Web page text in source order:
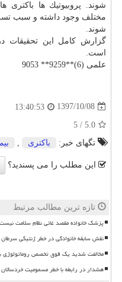
شوند. پروبیوتیك ها
مختلف وجود داشته و سبب
شوند.
است.
علمی (6)**9259** 9053
1397/10/08
13:40:53
5.0
/
5
تگهای خبر:
باكتری
این مطلب را می پسندید؟
تازه ترین مطالب مرتبط
پزشک خانواده مقصد غائی نظام سلامت نیست
نقش سابقه خانوادگی در خطر ژنتیکی
مخالفت شدید یک فوق تخصص روماتولوژی
هشدار در رابطه با خطر مسمومیت خردسالان